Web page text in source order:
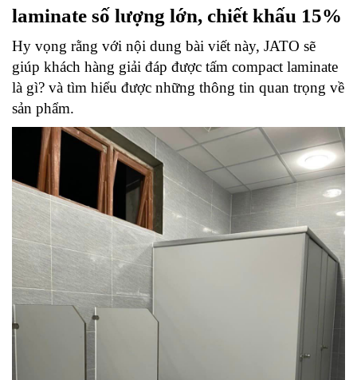
laminate số lượng lớn, chiết khấu 15%
Hy vọng rằng với nội dung bài viết này, JATO sẽ
giúp khách hàng giải đáp được tấm compact laminate
là gì? và tìm hiểu được những thông tin quan trọng về
sản phẩm.